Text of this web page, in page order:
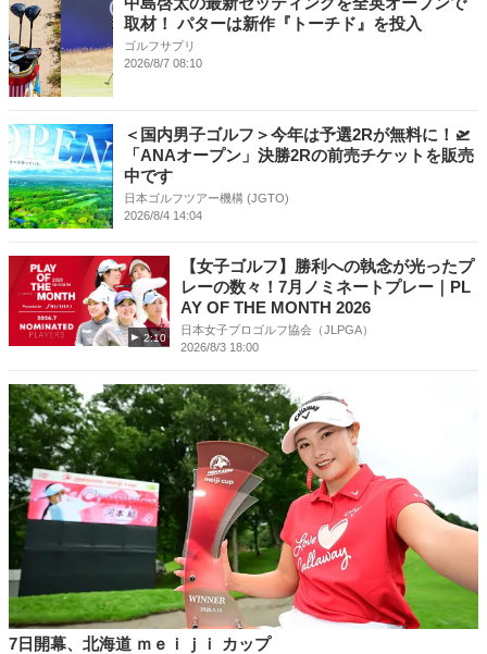
取材！ パターは新作『トーチド』を投入
ゴルフサプリ
2026/8/7 08:10
＜国内男子ゴルフ＞今年は予選2Rが無料に！🛫
「ANAオープン」決勝2Rの前売チケットを販売
中です
日本ゴルフツアー機構 (JGTO)
2026/8/4 14:04
2:10
【女子ゴルフ】勝利への執念が光ったプ
レーの数々！7月ノミネートプレー｜PL
AY OF THE MONTH 2026
日本女子プロゴルフ協会（JLPGA）
2026/8/3 18:00
7日開幕、北海道 ｍｅｉｊｉ カップ